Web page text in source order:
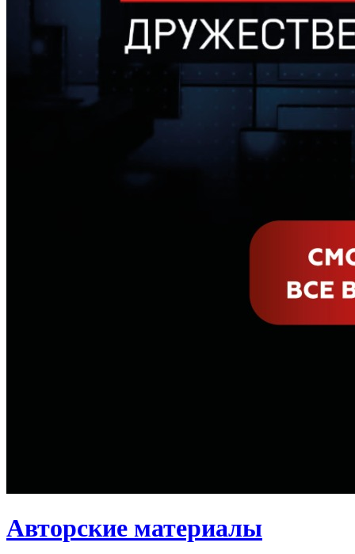
Авторские материалы